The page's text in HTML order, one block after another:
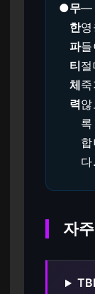
●무
한
파
티
체
력
—
영
들
절
죽
않
록
합
다.
자